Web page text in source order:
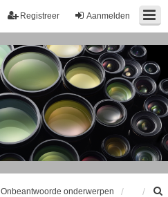
Aanmelden
Registreer
Onbeantwoorde onderwerpen